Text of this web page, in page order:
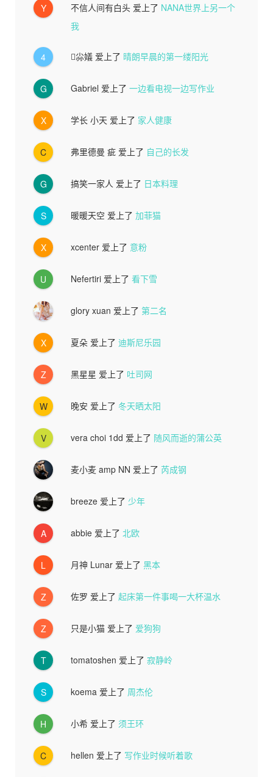
Y 不信人间有白头 爱上了 NANA世界上另一个
我
4 尛嬟 爱上了 晴朗早晨的第一缕阳光
G Gabriel 爱上了一边看电视一边写作业
X 学长 小天 爱上了 家人健康
C 弗里德曼 疵 爱上了 自己的长发
G 搞笑一家人 爱上了 日本料理
S 暖暖天空 爱上了加菲猫
X xcenter 爱上了 意粉
U Nefertiri 爱上了看下雪
glory xuan 爱上了 第二名
X 夏朵 爱上了迪斯尼乐园
Z 黑星星 爱上了 吐司网
W 晚安 爱上了冬天晒太阳
V vera choi 1dd 爱上了 随风而逝的蒲公英
麦小麦 amp NN 爱上了芮成钢
breeze 爱上了 少年
A abbie 爱上了 北欧
L 月神 Lunar 爱上了黑本
Z 佐罗 爱上了起床第一件事喝一大杯温水
Z 只是小猫 爱上了 爱狗狗
T tomatoshen 爱上了寂静岭
S koema 爱上了 周杰伦
H 小希 爱上了 须王环
C hellen 爱上了 写作业时候听着歌